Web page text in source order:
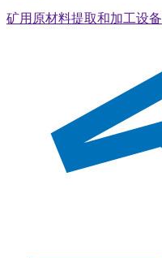
矿用原材料提取和加工设备